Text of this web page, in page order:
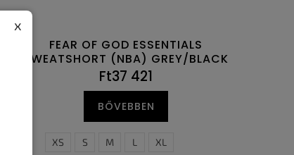
FEAR OF GOD ESSENTIALS
SWEATSHORT (NBA) GREY/BLACK
Ft37 421
BŐVEBBEN
XS S M L XL
x